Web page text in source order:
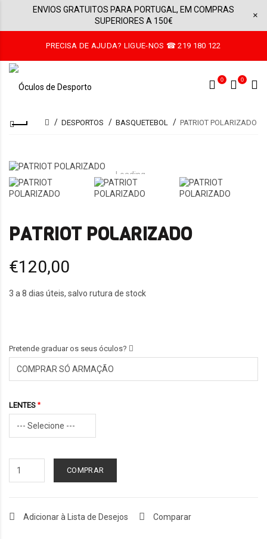
ENVIOS GRATUITOS PARA PORTUGAL, EM COMPRAS
SUPERIORES A 150€
×
PRECISA DE AJUDA? LIGUE-NOS ☎ 219 180 122
0 0
DESPORTOS BASQUETEBOL PATRIOT POLARIZADO
Loading...
PATRIOT POLARIZADO
€120,00
3 a 8 dias úteis, salvo rutura de stock
Pretende graduar os seus óculos?
LENTES
COMPRAR
Adicionar à Lista de Desejos Comparar